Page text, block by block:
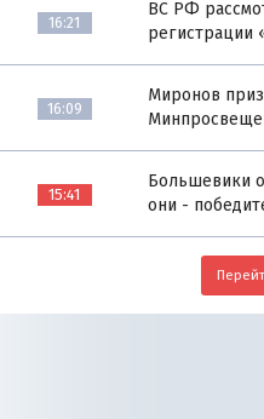
16:21
ВС РФ
регистрации
16:09
Миронов
15:41
Большевики
они -